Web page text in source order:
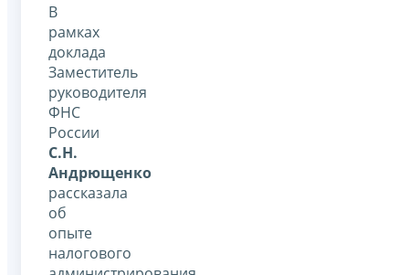
В
рамках
доклада
Заместитель
руководителя
ФНС
России
С.Н.
Андрющенко
рассказала
об
опыте
налогового